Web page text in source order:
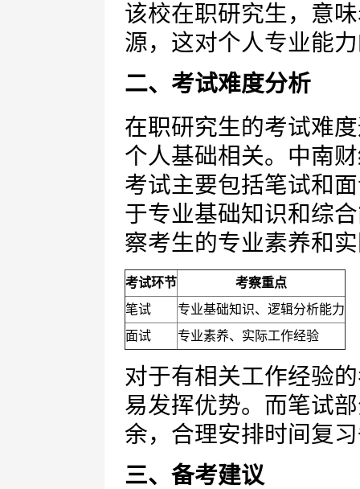
该校在职研究生，意
源，这对个人专业能
二、考试难度分析
在职研究生的考试难
个人基础相关。中南
考试主要包括笔试和
于专业基础知识和综
察考生的专业素养和
考试环节
考察重点
笔试
专业基础知识、逻辑分析能力
面试
专业素养、实际工作经验
对于有相关工作经验
易发挥优势。而笔试
余，合理安排时间复
三、备考建议